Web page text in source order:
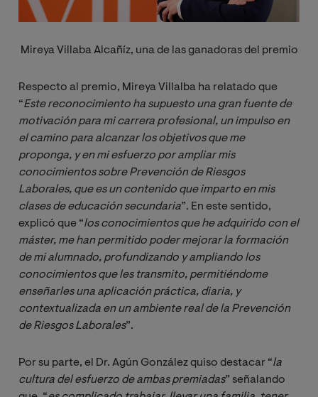
Mireya Villaba Alcañíz, una de las ganadoras del premio
Respecto al premio, Mireya Villalba ha relatado que
“Este reconocimiento ha supuesto una gran fuente de
motivación para mi carrera profesional, un impulso en
el camino para alcanzar los objetivos que me
proponga, y en mi esfuerzo por ampliar mis
conocimientos sobre Prevención de Riesgos
Laborales, que es un contenido que imparto en mis
clases de educación secundaria”. En este sentido,
explicó que “los conocimientos que he adquirido con el
máster, me han permitido poder mejorar la formación
de mi alumnado, profundizando y ampliando los
conocimientos que les transmito, permitiéndome
enseñarles una aplicación práctica, diaria, y
contextualizada en un ambiente real de la Prevención
de Riesgos Laborales”.
Por su parte, el Dr. Agún González quiso destacar “la
cultura del esfuerzo de ambas premiadas” señalando